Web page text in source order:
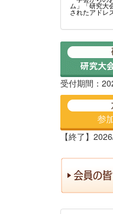
ム」「研究大
されたアドレ
受付期間：
【終了】